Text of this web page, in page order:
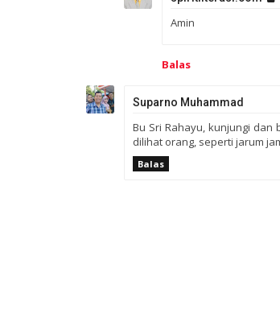
Amin
Balas
Suparno Muhammad
Bu Sri Rahayu, kunjungi
dilihat orang, seperti jarum
Balas